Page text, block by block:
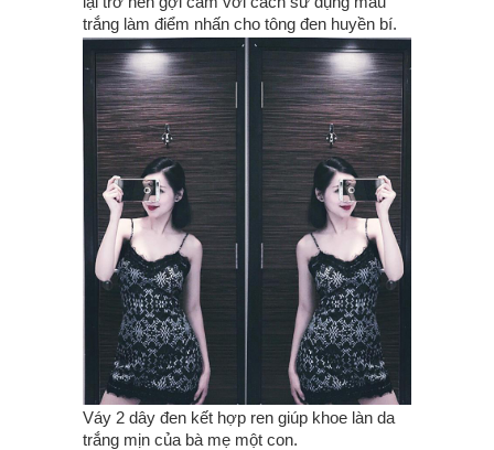
trắng làm điểm nhấn cho tông đen huyền bí.
Váy 2 dây đen kết hợp ren giúp khoe làn da
trắng mịn của bà mẹ một con.